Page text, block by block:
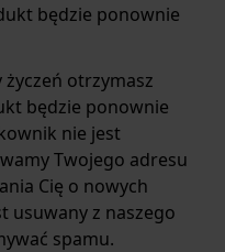
będzie ponownie
otrzymasz
będzie ponownie
nie jest
Twojego adresu
Cię o nowych
usuwany z naszego
spamu.